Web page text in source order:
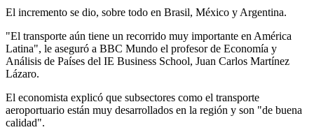
El incremento se dio, sobre todo en Brasil, México y Argentina.
"El transporte aún tiene un recorrido muy importante en América
Latina", le aseguró a BBC Mundo el profesor de Economía y
Análisis de Países del IE Business School, Juan Carlos Martínez
Lázaro.
El economista explicó que subsectores como el transporte
aeroportuario están muy desarrollados en la región y son "de buena
calidad".